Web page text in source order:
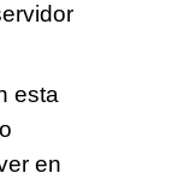
esta
en